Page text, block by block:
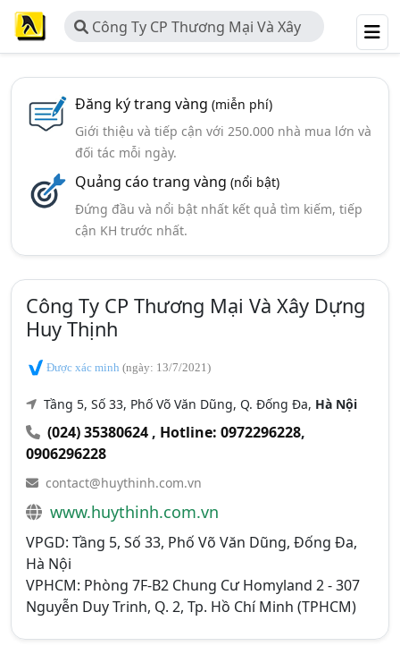
Công Ty CP Thương Mại Và Xây
Dựng Huy Thịnh
Đăng ký trang vàng (miễn phí)
Giới thiệu và tiếp cận với 250.000 nhà mua lớn và
đối tác mỗi ngày.
Quảng cáo trang vàng (nổi bật)
Đứng đầu và nổi bật nhất kết quả tìm kiếm, tiếp
cận KH trước nhất.
Công Ty CP Thương Mại Và Xây Dựng
Huy Thịnh
Được xác minh (ngày: 13/7/2021)
Tầng 5, Số 33, Phố Võ Văn Dũng, Q. Đống Đa, Hà Nội
(024) 35380624 , Hotline: 0972296228,
0906296228
contact@huythinh.com.vn
www.huythinh.com.vn
VPGD: Tầng 5, Số 33, Phố Võ Văn Dũng, Đống Đa,
Hà Nội
VPHCM: Phòng 7F-B2 Chung Cư Homyland 2 - 307
Nguyễn Duy Trinh, Q. 2, Tp. Hồ Chí Minh (TPHCM)